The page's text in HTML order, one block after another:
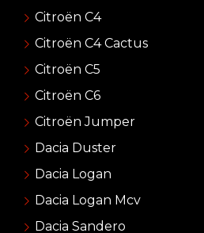
Citroën C4
Citroën C4 Cactus
Citroën C5
Citroën C6
Citroën Jumper
Dacia Duster
Dacia Logan
Dacia Logan Mcv
Dacia Sandero